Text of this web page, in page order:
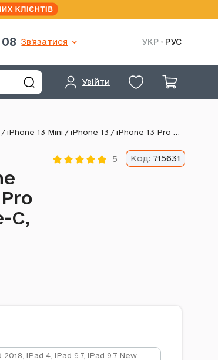
Зв'язатися УКР РУС
Увійти
C,
5 Код: 715631
iPad 4, iPad 9.7, iPad 9.7 New